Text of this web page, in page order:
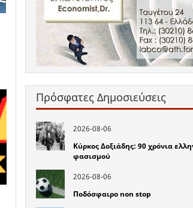
Πρόσφατες Δημοσιεύσεις
2026-08-06
Κύρκος Δοξιάδης: 90 χρόνια
φασισμού
2026-08-06
Ποδόσφαιρο non stop